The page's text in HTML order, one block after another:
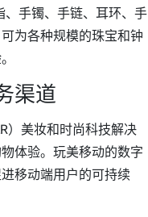
、手镯、手链、耳环、手
为各种规模的珠宝和钟
渠道
）美妆和时尚科技解决
体验。玩美移动的数字
移动端用户的可持续